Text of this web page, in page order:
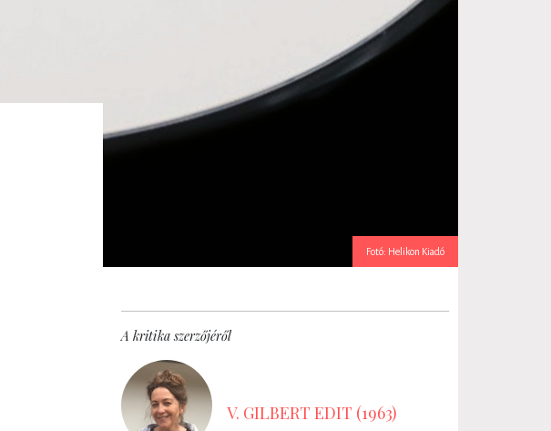
Fotó: Helikon Kiadó
A kritika szerzőjéről
V. GILBERT EDIT (1963)